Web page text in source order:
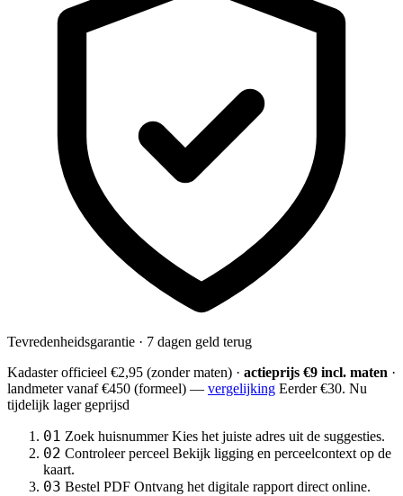
Tevredenheidsgarantie · 7 dagen geld terug
Kadaster officieel €2,95 (zonder maten) · actieprijs €9 incl. maten ·
landmetervanaf €450 (formeel) — vergelijking Eerder €30. Nu
tijdelijk lager geprijsd
01 Zoek huisnummer Kies het juiste adres uit de suggesties.
02 Controleer perceel Bekijk ligging en perceelcontext op de
kaart.
03 Bestel PDF Ontvang het digitale rapport direct online.